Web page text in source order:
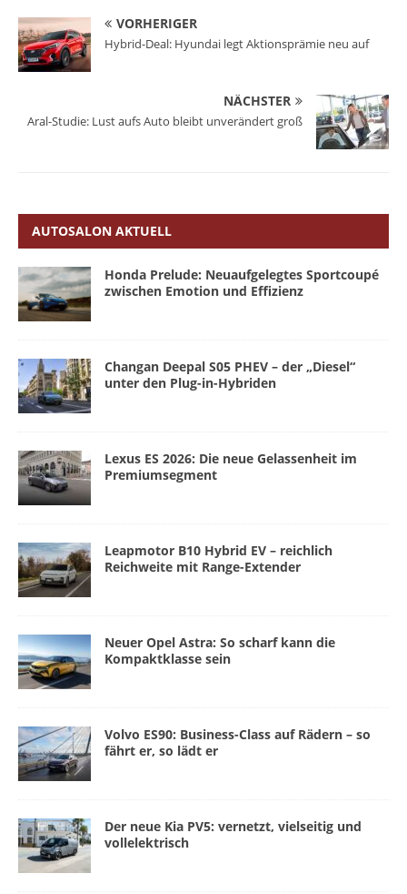
VORHERIGER
Hybrid-Deal: Hyundai legt Aktionsprämie neu auf
NÄCHSTER
Aral-Studie: Lust aufs Auto bleibt unverändert groß
AUTOSALON AKTUELL
Honda Prelude: Neuaufgelegtes Sportcoupé
zwischen Emotion und Effizienz
Changan Deepal S05 PHEV – der „Diesel“
unter den Plug-in-Hybriden
Lexus ES 2026: Die neue Gelassenheit im
Premiumsegment
Leapmotor B10 Hybrid EV – reichlich
Reichweite mit Range-Extender
Neuer Opel Astra: So scharf kann die
Kompaktklasse sein
Volvo ES90: Business-Class auf Rädern – so
fährt er, so lädt er
Der neue Kia PV5: vernetzt, vielseitig und
vollelektrisch